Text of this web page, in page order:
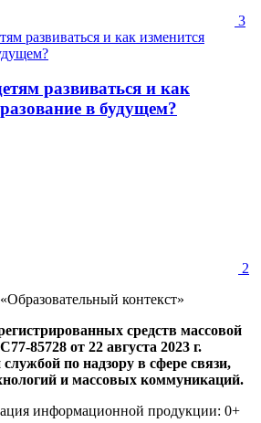
3
развиваться и как
в будущем?
2
контекст»
средств массовой
85728 от 22 августа 2023 г.
по надзору в сфере связи,
и массовых коммуникаций.
информационной продукции: 0+